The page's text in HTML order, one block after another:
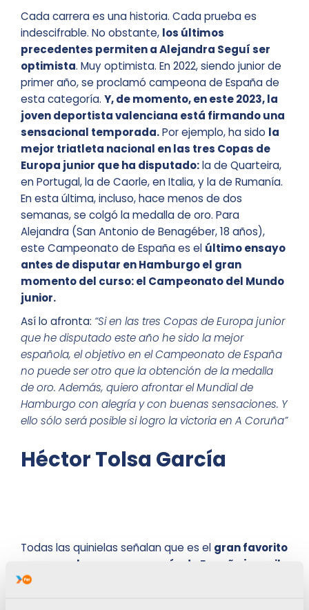
Cada carrera es una historia. Cada prueba es
indescifrable. No obstante, los últimos
precedentes permiten a Alejandra Seguí ser
optimista. Muy optimista. En 2022, siendo junior de
primer año, se proclamó campeona de España de
esta categoría. Y, de momento, en este 2023, la
joven deportista valenciana está firmando una
sensacional temporada.Por ejemplo, ha sido la
mejor triatleta nacional en las tres Copas de
Europa junior que ha disputado:la de Quarteira,
en Portugal, la de Caorle, en Italia, y la de Rumanía.
En esta última, incluso, hace menos de dos
semanas, se colgó la medalla de oro. Para
Alejandra (San Antonio de Benagéber, 18 años),
este Campeonato de España es el último ensayo
antes de disputar en Hamburgo el gran
momento del curso: el Campeonato del Mundo
junior.
Así lo afronta: “Si en las tres Copas de Europa junior
que he disputado este año he sido la mejor
española, el objetivo en el Campeonato de España
no puede ser otro que la obtención de la medalla
de oro. Además, quiero afrontar el Mundial de
Hamburgo con alegría y con buenas sensaciones. Y
ello sólo será posible si logro la victoria en A Coruña”
Héctor Tolsa García
Todas las quinielas señalan que es el gran favorito
para proclamarse campeón de España juvenil.
Todo lo que no sea la medalla de oro en A Coruña